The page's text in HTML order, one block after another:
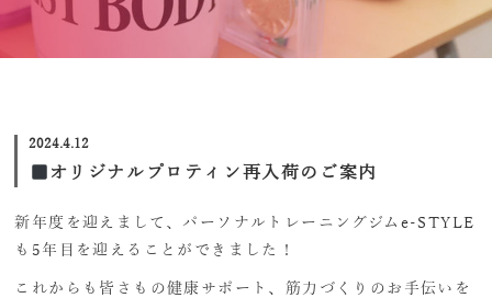
2024.4.12
オリジナルプロティン再入荷のご案内
新年度を迎えまして、パーソナルトレーニングジムe-STYLE
も5年目を迎えることができました！
これからも皆さもの健康サポート、筋力づくりのお手伝いを